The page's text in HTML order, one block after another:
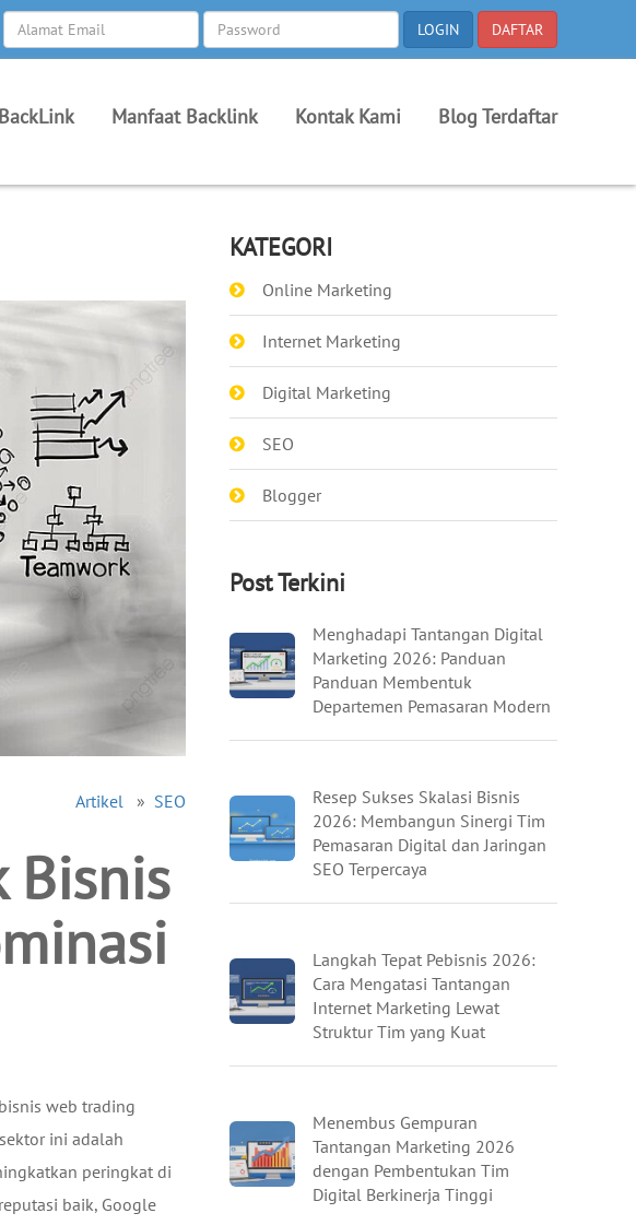
Manfaat Backlink Kontak Kami Blog Terdaftar
Artikel » SEO
Bisnis
web trading
ini adalah
peringkat di
baik, Google
KATEGORI
Online Marketing
Internet Marketing
Digital Marketing
SEO
Blogger
Post Terkini
Menghadapi Tantangan Digital
Marketing 2026: Panduan
Panduan Membentuk
Departemen Pemasaran Modern
Resep Sukses Skalasi Bisnis
2026: Membangun Sinergi Tim
Pemasaran Digital dan Jaringan
SEO Terpercaya
Langkah Tepat Pebisnis 2026:
Cara Mengatasi Tantangan
Internet Marketing Lewat
Struktur Tim yang Kuat
Menembus Gempuran
Tantangan Marketing 2026
dengan Pembentukan Tim
Digital Berkinerja Tinggi